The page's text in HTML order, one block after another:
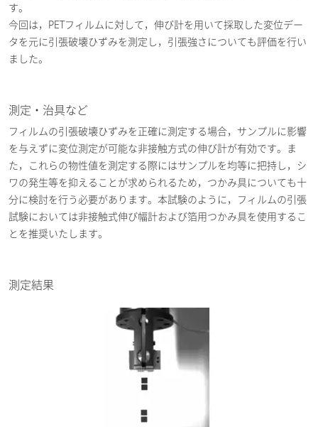
す。
今回は，PETフィルムに対して，伸び計を用いて採取した変位デー
タを元に引張破壊ひずみを測定し，引張強さについても評価を行い
ました。
測定・治具など
フィルムの引張破壊ひずみを正確に測定する場合，サンプルに影響
を与えずに変位測定が可能な非接触方式の伸び計が有効です。ま
た，これらの物性値を測定する際にはサンプルを均等に把持し，シ
ワの発生等を抑えることが求められるため，つかみ具についても十
分に検討を行う必要があります。本試験のように，フィルムの引張
試験においては非接触式伸び幅計および箔用つかみ具を使用するこ
とを推奨いたします。
測定結果